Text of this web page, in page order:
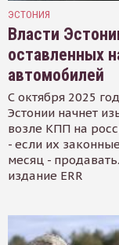
ЭСТОНИЯ
Власти
оставленных
автомобилей
С октября 2025
Эстонии начнет
возле КПП на
- если их
месяц -
издание ERR